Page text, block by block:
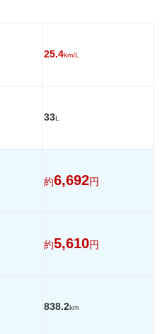
25.4km/L
33L
約6,692円
約5,610円
838.2km